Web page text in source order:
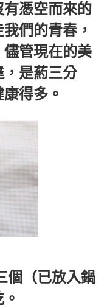
憑空而來的
們的青春，
管現在的美
是葯三分
得多。
個（已放入鍋